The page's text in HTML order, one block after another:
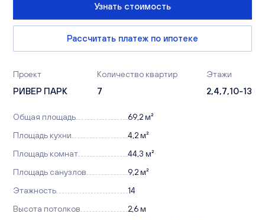
Узнать стоимость
Рассчитать платеж по ипотеке
Проект
РИВЕР ПАРК
Количество квартир
7
Этажи
2,4,7,10-13
Общая площадь
69,2 м²
Площадь кухни
4,2 м²
Площадь комнат
44,3 м²
Площадь санузлов
9,2 м²
Этажность
14
Высота потолков
2,6 м